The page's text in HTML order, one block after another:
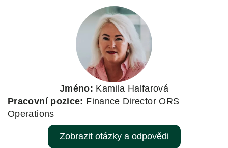
Jméno: Kamila Halfarová
Pracovní pozice: Finance Director ORS
Operations
Zobrazit otázky a odpovědi